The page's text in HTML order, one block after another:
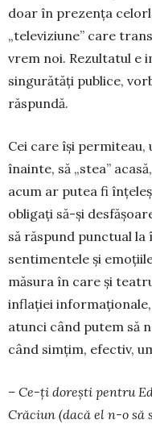
doar în prezența
„televiziune” care
vrem noi. Rezultatul e
sin­gu­ră­tăți publice,
răs­pundă.
Cei care își
înainte, să „stea”
acum ar putea fi
obligați să-și
să răspund punctual
sentimentele și
măsura în care și
inflației
atunci când putem să
când simțim, efectiv,
– Ce-ți dorești pentru
Crăciun (dacă el n-o să